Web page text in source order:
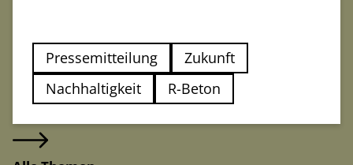
Pressemitteilung
Zukunft
Nachhaltigkeit
R-Beton